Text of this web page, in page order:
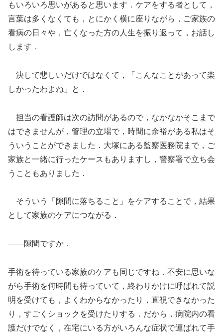
もいろいろ思いがあると思います．ケアをする者として，
言葉は多くなくても，とにかく横に座りながら，ご家族の
看病の日々や，亡くなった方の人生を振り返って，お話し
します．
決して悲しいだけではなくて，「こんなことがあって楽
しかったわよね」と．
担当の看護師は次の訪問があるので，なかなかそこまで
はできませんが，管理の立場で，時間に余裕がある私はそ
ういうことができました．大塚にある監察医務院まで，ご
家族と一緒に行ったケースもありますし，警察署で立ち会
うこともありました．
そういう「隙間に落ちること」をケアすることで，結果
として家族のケアにつながる．
――隙間ですか．
手術を待っている家族のケアも同じですね．不安に思いな
がら手術を何時間も待っていて，終わりかけに呼ばれて説
明を受けても，よくわからなかったり，直視できなかった
り，すごくショックを受けたりする．だから，病院内の看
護だけでなく，在宅にいる方がいろんな症状で運ばれて手